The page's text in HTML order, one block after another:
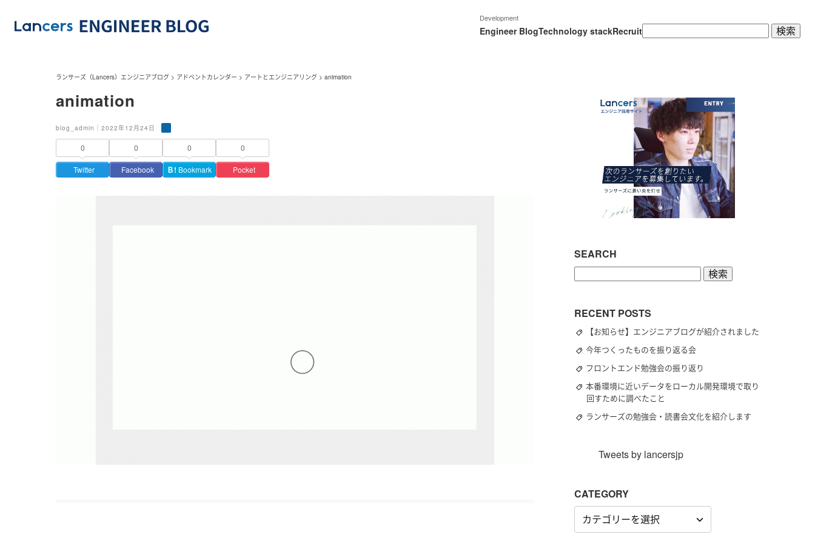
Development
Engineer BlogTechnology stackRecruit検
索:
ランサーズ（Lancers）エンジニアブログ > アドベントカレンダー > アートとエンジニアリング > animation
animation
blog_admin｜2022年12月24日
0
Twitter
0
Facebook
0
Ｂ! Bookmark
0
Pocket
SEARCH
RECENT POSTS
【お知らせ】エンジニアブログが紹介されました
今年つくったものを振り返る会
フロントエンド勉強会の振り返り
本番環境に近いデータをローカル開発環境で取り
回すために調べたこと
ランサーズの勉強会・読書会文化を紹介します
Tweets by lancersjp
CATEGORY
CATEGORY